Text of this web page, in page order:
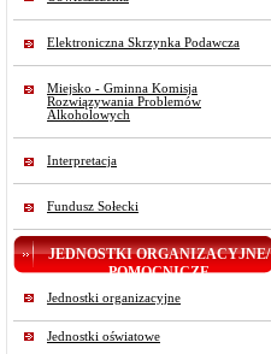
Elektroniczna Skrzynka Podawcza
Miejsko - Gminna Komisja
Rozwiązywania Problemów
Alkoholowych
Interpretacja
Fundusz Sołecki
JEDNOSTKI ORGANIZACYJNE/
POMOCNICZE
Jednostki organizacyjne
Jednostki oświatowe